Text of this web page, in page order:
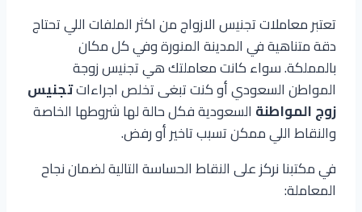
تعتبر معاملات تجنيس الازواج من اكثر الملفات اللي تحتاج
دقة متناهية في المدينة المنورة وفي كل مكان
بالمملكة. سواء كانت معاملتك هي تجنيس زوجة
المواطن السعودي أو كنت تبغى تخلص اجراءاتتجنيس
زوج المواطنة السعودية فكل حالة لها شروطها الخاصة
والنقاط اللي ممكن تسبب تاخير أو رفض.
في مكتبنا نركز على النقاط الحساسة التالية لضمان نجاح
المعاملة: